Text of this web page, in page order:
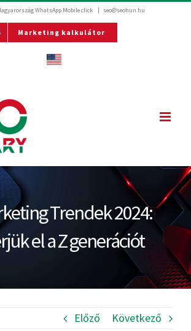
WhatsApp Mobile click | seo@seohun.hu
Marketing kalkulátor
Trendek 2024:
el a Z generációt
Előző Következő